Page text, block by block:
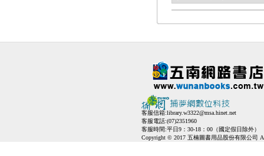
客服信箱:library.w3322@msa.hinet.net
客服電話:(07)2351960
客服時間:平日9：30-18：00（國定假日除外）
Copyright © 2017 五楠圖書用品股份有限公司